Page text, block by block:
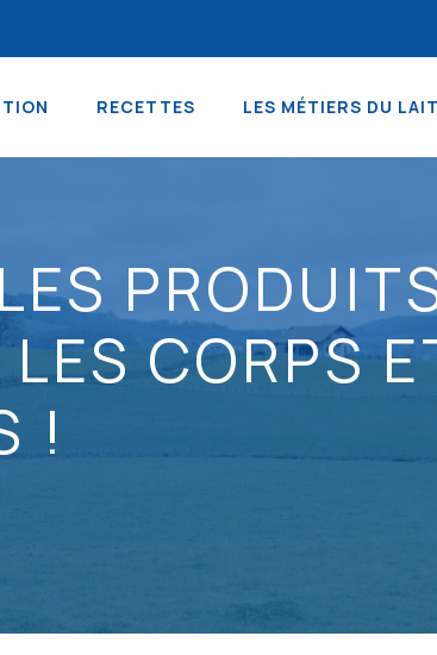
RECETTES LES MÉTIERS DU LAIT
CORPS
!